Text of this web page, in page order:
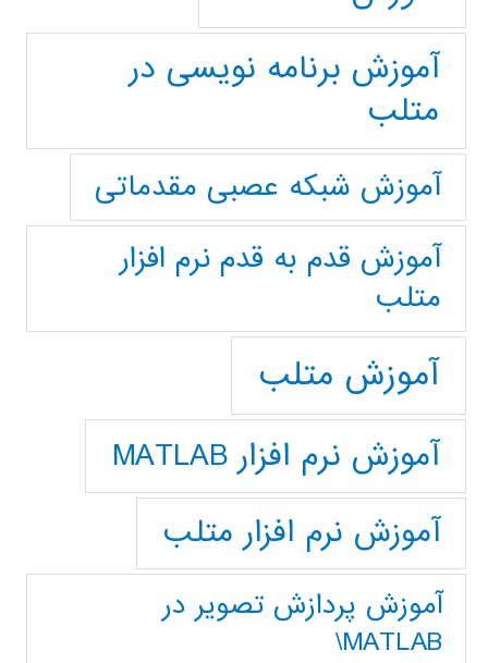
آموزش برنامه نویسی در
متلب
آموزش شبکه عصبی مقدماتی
آموزش قدم به قدم نرم افزار
متلب
آموزش متلب
آموزش نرم افزار MATLAB
آموزش نرم افزار متلب
آموزش پردازش تصوير در
MATLAB\